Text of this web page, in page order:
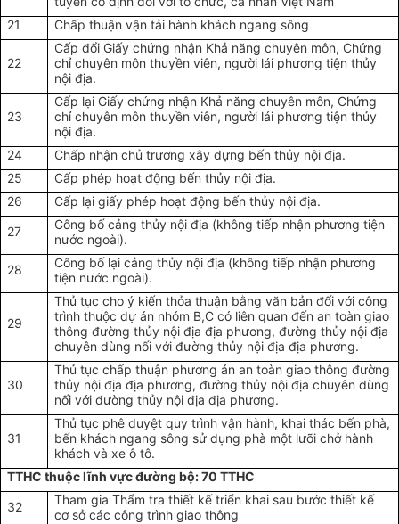
21
Chấp thuận vận tải hành khách ngang sông
22
Cấp đổi Giấy chứng nhận Khả năng chuyên môn, Chứng
chỉ chuyên môn thuyền viên, người lái phương tiện thủy
nội địa.
23
Cấp lại Giấy chứng nhận Khả năng chuyên môn, Chứng
chỉ chuyên môn thuyền viên, người lái phương tiện thủy
nội địa.
24
Chấp nhận chủ trương xây dựng bến thủy nội địa.
25
Cấp phép hoạt động bến thủy nội địa.
26
Cấp lại giấy phép hoạt động bến thủy nội địa.
27
Công bố cảng thủy nội địa (không tiếp nhận phương tiện
nước ngoài).
28
Công bố lại cảng thủy nội địa (không tiếp nhận phương
tiện nước ngoài).
29
Thủ tục cho ý kiến thỏa thuận bằng văn bản đối với công
trình thuộc dự án nhóm B,C có liên quan đến an toàn giao
thông đường thủy nội địa địa phương, đường thủy nội địa
chuyên dùng nối với đường thủy nội địa địa phương.
30
Thủ tục chấp thuận phương án an toàn giao thông đường
thủy nội địa địa phương, đường thủy nội địa chuyên dùng
nối với đường thủy nội địa địa phương.
31
Thủ tục phê duyệt quy trình vận hành, khai thác bến phà,
bến khách ngang sông sử dụng phà một lưỡi chở hành
khách và xe ô tô.
TTHC thuộc lĩnh vực đường bộ: 70 TTHC
32
Tham gia Thẩm tra thiết kế triển khai sau bước thiết kế
cơ sở các công trình giao thông